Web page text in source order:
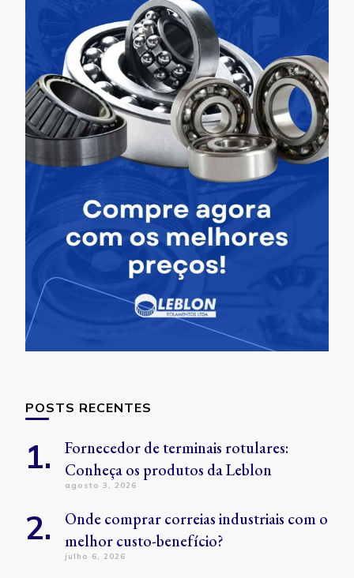
POSTS RECENTES
Fornecedor de terminais rotulares:
Conheça os produtos da Leblon
agosto 3, 2026
Onde comprar correias industriais com o
melhor custo-benefício?
julho 6, 2026